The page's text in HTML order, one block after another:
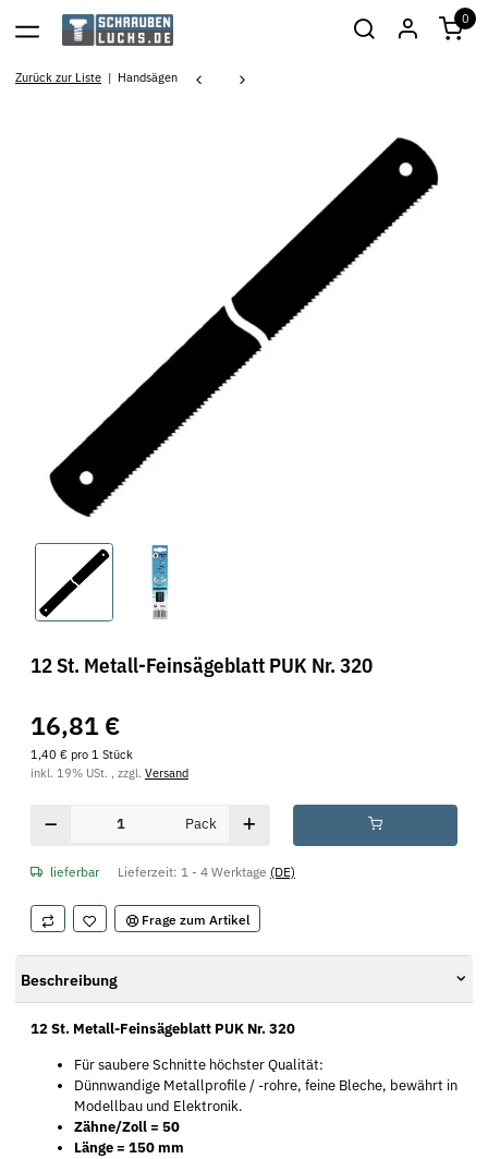
0
Zurück zur Liste Handsägen
12 St. Metall-Feinsägeblatt PUK Nr. 320
16,81 €
1,40 € pro 1 Stück
inkl. 19% USt. , zzgl. Versand
Pack
lieferbar Lieferzeit: 1 - 4 Werktage (DE)
Frage zum Artikel
Beschreibung
12 St. Metall-Feinsägeblatt PUK Nr. 320
Für saubere Schnitte höchster Qualität:
Dünnwandige Metallprofile / -rohre, feine Bleche, bewährt in
Modellbau und Elektronik.
Zähne/Zoll = 50
Länge = 150 mm